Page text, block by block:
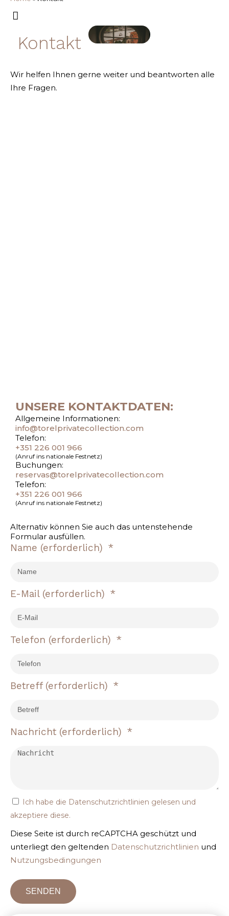
Kontakt
Wir helfen Ihnen gerne weiter und beantworten alle
Ihre Fragen.
UNSERE KONTAKTDATEN:
Allgemeine Informationen:
info@torelprivatecollection.com
Telefon:
+351 226 001 966
(Anruf ins nationale Festnetz)
Buchungen:
reservas@torelprivatecollection.com
Telefon:
+351 226 001 966
(Anruf ins nationale Festnetz)
Alternativ können Sie auch das untenstehende
Formular ausfüllen.
Name (erforderlich)
E-Mail (erforderlich)
Telefon (erforderlich)
Betreff (erforderlich)
Nachricht (erforderlich)
Ich habe die Datenschutzrichtlinien gelesen und
akzeptiere diese.
Diese Seite ist durch reCAPTCHA geschützt und
unterliegt den geltenden Datenschutzrichtlinien und
Nutzungsbedingungen
SENDEN